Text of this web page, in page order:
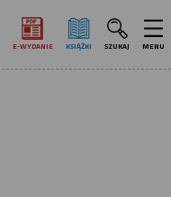
E‑WYDANIE KSIĄŻKI SZUKAJ MENU